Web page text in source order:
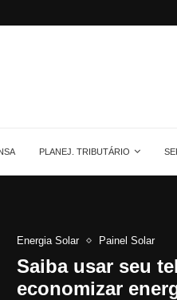
PLANEJ. TRIBUTÁRIO
Energia Solar Painel Solar
Saiba usar seu
economizar